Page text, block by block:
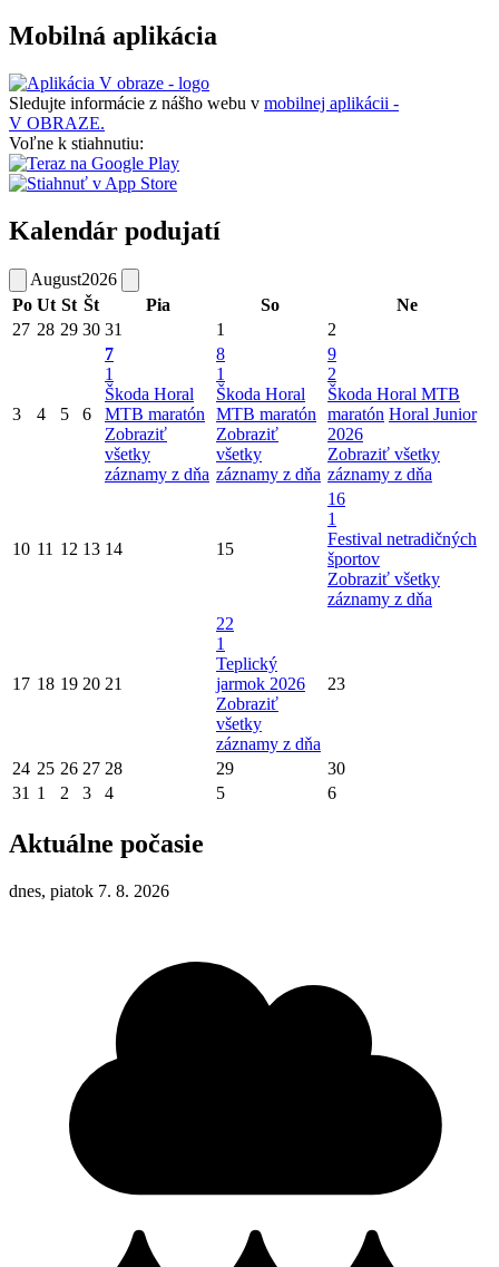
Mobilná aplikácia
Sledujte informácie z nášho webu v mobilnej aplikácii -
V OBRAZE.
Voľne k stiahnutiu:
Kalendár podujatí
August2026
Po Ut St Št Pia So
Ne
27 28 29 30 31 1 2
3 4 5 6
7
1
Škoda Horal
MTB maratón
Zobraziť
všetky
záznamy z dňa
8
1
Škoda Horal
MTB maratón
Zobraziť
všetky
záznamy z dňa
9
2
Škoda Horal MTB
maratón Horal Junior
2026
Zobraziť všetky
záznamy z dňa
10 11 12 13 14 15
16
1
Festival netradičných
športov
Zobraziť všetky
záznamy z dňa
17 18 19 20 21
22
1
Teplický
jarmok 2026
Zobraziť
všetky
záznamy z dňa
23
24 25 26 27 28 29
30
31 1 2 3 4 5 6
Aktuálne počasie
dnes, piatok 7. 8. 2026